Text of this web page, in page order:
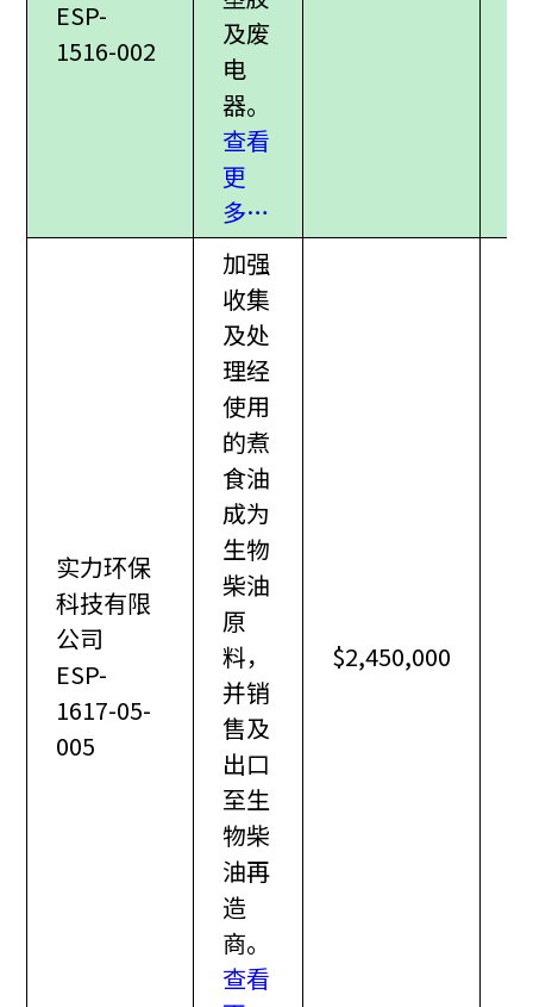
ESP-
1516-002
及废
电
器。
查看
更
多…
实力环保
科技有限
公司
ESP-
1617-05-
005
加强
收集
及处
理经
使用
的煮
食油
成为
生物
柴油
原
料，
并销
售及
出口
至生
物柴
油再
造
商。
查看
$2,450,000